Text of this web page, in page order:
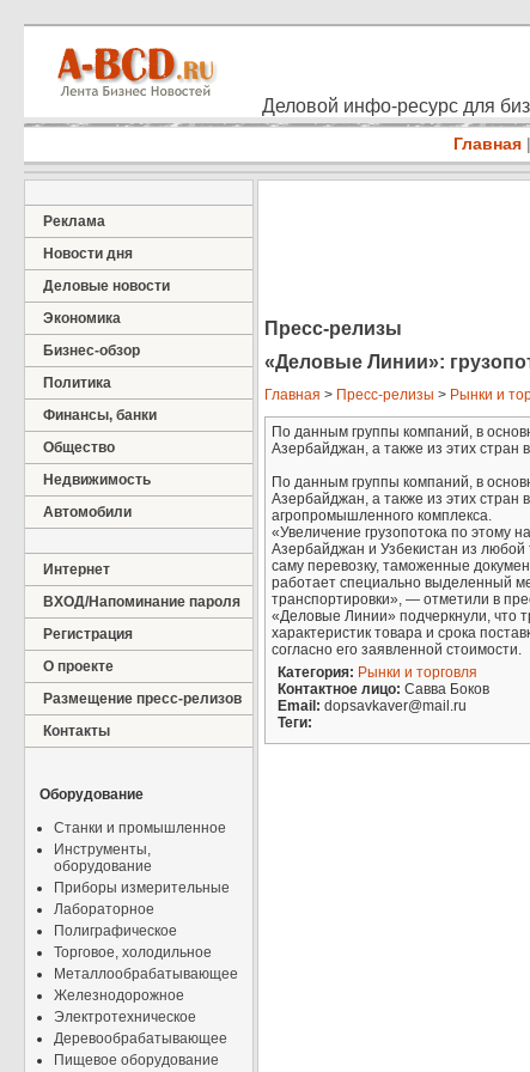
Деловой инфо-ресурс для
Главная |
Реклама
Новости дня
Деловые новости
Экономика
Бизнес-обзор
Политика
Финансы, банки
Общество
Недвижимость
Автомобили
Интернет
ВХОД/Напоминание пароля
Регистрация
О проекте
Размещение пресс-релизов
Контакты
Оборудование
Станки и промышленное
Инструменты,
оборудование
Приборы измерительные
Лабораторное
Полиграфическое
Торговое, холодильное
Металлообрабатывающее
Железнодорожное
Электротехническое
Деревообрабатывающее
Пищевое оборудование
Пресс-релизы
«Деловые Линии»:
Главная > Пресс-релизы > Рынки и
По данным группы компаний, в
Азербайджан, а также из этих стран
По данным группы компаний, в
Азербайджан, а также из этих стран
агропромышленного комплекса.
«Увеличение грузопотока по этому
Азербайджан и Узбекистан из
саму перевозку, таможенные
работает специально выделенный
транспортировки», — отметили в
«Деловые Линии» подчеркнули, что
характеристик товара и срока
согласно его заявленной стоимости.
Категория: Рынки и торговля
Контактное лицо: Савва Боков
Email: dopsavkaver@mail.ru
Теги: